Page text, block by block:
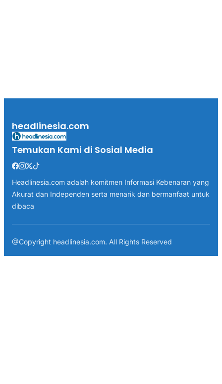
headlinesia.com
Temukan Kami di Sosial Media
Headlinesia.com adalah komitmen Informasi Kebenaran yang
Akurat dan Independen serta menarik dan bermanfaat untuk
dibaca
@Copyright headlinesia.com. All Rights Reserved